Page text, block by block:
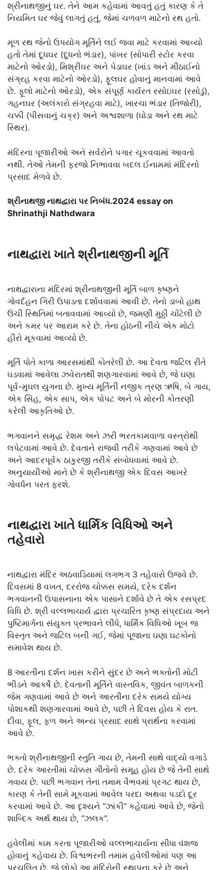
શ્રીનાથજીનું ઘર. તેને આમ કહેવામાં આવતું હતું કારણ કે તે
નિયમિત ઘર જેવું લાગતું હતું, જેમાં ચળવળ માટેનો રથ હતો.
મૂળ રથ જેનો ઉપયોગ મૂર્તિને લઈ જવા માટે કરવામાં આવ્યો
હતો તેમાં દૂધઘર (દૂધનો ભંડાર), પાંખર (સોપારી સ્ટોર કરવા
માટેનો ઓરડો), મિશ્રીઘર અને પેડાઘર (ખાંડ અને મીઠાઈનો
સંગ્રહ કરવા માટેનો ઓરડો), ફૂલઘર હોવાનું માનવામાં આવે
છે. ફૂલો માટેનો ઓરડો), એક સંપૂર્ણ કાર્યરત રસોઇઘર (રસોડું),
ગહનઘર (અલંકારો સંગ્રહવા માટે), ખારચા ભંડાર (તિજોરી),
ચક્કી (પીસવાનું ચક્ર) અને અશ્વશાળા (ઘોડા અને રથ માટે
સ્થિર).
મંદિરના પૂજારીઓ અને સર્વરોને પગાર ચૂકવવામાં આવતો
નથી. તેઓ તેમની ફરજો નિભાવવા બદલ ઈનામમાં મંદિરનો
પ્રસાદ મેળવે છે.
શ્રીનાથજી નાથદ્વારા પર નિબંધ.2024 essay on
Shrinathji Nathdwara
નાથદ્વારા ખાતે શ્રીનાથજીની મૂર્તિ
નાથદ્વારાના મંદિરમાં શ્રીનાથજીની મૂર્તિ બાળ કૃષ્ણને
ગોવર્દહન ગિરી ઉપાડતા દર્શાવવામાં આવી છે. તેનો ડાબો હાથ
ઉંચી સ્થિતિમાં બતાવવામાં આવ્યો છે, જમણી મુઠ્ઠી ચોંટેલી છે
અને કમર પર આરામ કરે છે. તેના હોઠની નીચે એક મોટો
હીરો મૂકવામાં આવ્યો છે.
મૂર્તિ પોતે કાળા આરસમાંથી કોતરેલી છે. આ દેવતા જટિલ રીતે
ઘડવામાં આવેલા ઝવેરાતથી શણગારવામાં આવે છે, જે ઘણા
પૂર્વ-મુઘલ યુગના છે. મુખ્ય મૂર્તિની નજીક ત્રણ ઋષિ, બે ગાય,
એક સિંહ, એક સાપ, એક પોપટ અને બે મોરની કોતરણી
કરેલી આકૃતિઓ છે.
ભગવાનને સમૃદ્ધ રેશમ અને ઝરી ભરતકામવાળા વસ્ત્રોથી
લપેટવામાં આવે છે. દેવતાને રાજવી તરીકે ગણવામાં આવે છે
અને આદરપૂર્વક ઠાકુરજી તરીકે સંબોધવામાં આવે છે.
અનુયાયીઓ માને છે કે શ્રીનાથજી એક દિવસ આખરે
ગોવર્ધન પરત ફરશે.
નાથદ્વારા ખાતે ધાર્મિક વિધિઓ અને
તહેવારો
નાથદ્વારા મંદિર અઠવાડિયામાં લગભગ 3 તહેવારો ઉજવે છે.
દિવસમાં 8 વખત, દરરોજ ચોક્કસ સમયે, દરેક દર્શન
ભગવાનની ઉપાસનાના એક પાસાને દર્શાવે છે તે એક રસપ્રદ
વિધિ છે. શ્રી વલ્લભાચાર્ય દ્વારા પ્રચારિત કૃષ્ણ સંપ્રદાય અને
પુષ્ટિમાર્ગના સંયુક્ત પ્રભાવને લીધે, ધાર્મિક વિધિઓ ખૂબ જ
વિસ્તૃત અને જટિલ બની ગઈ, જેમાં પૂજાના ઘણા ઘટકોનો
સમાવેશ થાય છે.
8 આરતીના દર્શન ખાસ કરીને સુંદર છે અને ભક્તોની મોટી
ભીડને આકર્ષે છે. દેવતાની મૂર્તિને વાસ્તવિક, જીવંત બાળકની
જેમ ગણવામાં આવે છે અને આરતીના દરેક સમયે યોગ્ય
પોશાકથી શણગારવામાં આવે છે, પછી તે દિવસ હોય કે રાત.
દીવા, ફૂલ, ફળ અને અન્ય પ્રસાદ સાથે પ્રાર્થના કરવામાં
આવે છે.
ભક્તો શ્રીનાથજીની સ્તુતિ ગાય છે, તેમની સાથે વાદ્યો વગાડે
છે. દરેક આરતીમાં ચોક્કસ ગીતોનો સમૂહ હોય છે જે તેની સાથે
ગવાય છે. પછી ભગવાન તેના તમામ વૈભવમાં પ્રગટ થાય છે,
કારણ કે તેની સામે મૂકવામાં આવેલ પરદા અથવા પડદો દૂર
કરવામાં આવે છે. આ દૃશ્યને “ઝાંકી” કહેવામાં આવે છે, જેનો
શાબ્દિક અર્થ થાય છે, “ઝલક”.
હવેલીમાં કામ કરતા પૂજારીઓ વલ્લભાચાર્યના સીધા વંશજ
હોવાનું કહેવાય છે. વિશ્વભરની તમામ હવેલીઓમાં પણ આ
પ્રચલિત છે. જે લોકો આ મંદિરોની સ્થાપના કરે છે અને